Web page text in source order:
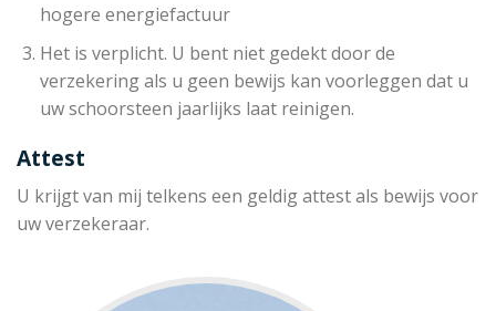
hogere energiefactuur
Het is verplicht. U bent niet gedekt door de
verzekering als u geen bewijs kan voorleggen dat u
uw schoorsteen jaarlijks laat reinigen.
Attest
U krijgt van mij telkens een geldig attest als bewijs voor
uw verzekeraar.